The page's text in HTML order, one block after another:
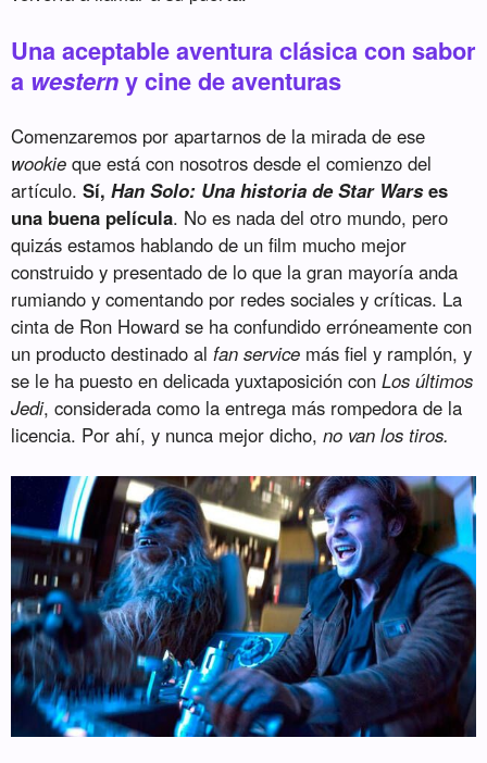
Una aceptable aventura clásica con sabor
a westerny cine de aventuras
Comenzaremos por apartarnos de la mirada de ese
wookie que está con nosotros desde el comienzo del
artículo.Sí,Han Solo: Una historia de Star Warses
una buena película. No es nada del otro mundo, pero
quizás estamos hablando de un film mucho mejor
construido y presentado de lo que la gran mayoría anda
rumiando y comentando por redes sociales y críticas. La
cinta de Ron Howard se ha confundido erróneamente con
un producto destinado alfan service más fiel y ramplón, y
se le ha puesto en delicada yuxtaposición conLos últimos
Jedi, considerada como la entrega más rompedora de la
licencia. Por ahí, y nunca mejor dicho, no van los tiros.